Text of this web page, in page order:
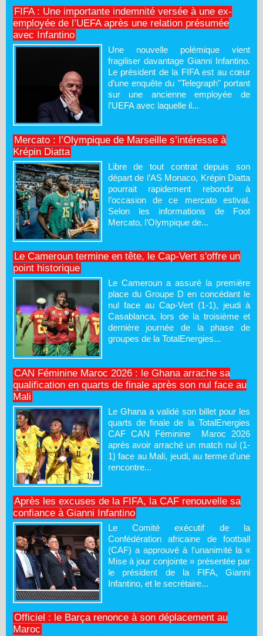
FIFA : Une importante indemnité versée à une ex-
employée de l’UEFA après une relation présumée
avec Infantino
Une nouvelle polémique vient
fragiliser davantage Gianni Infantino.
Le président de la FIFA est au cœur
d’une enquête du "Telegraph" portant
sur une ancienne employée de
l’UEFA avec laquelle il...
Mercato : l’Olympique de Marseille s’intéresse à
Krépin Diatta
Libre de tout contrat depuis son
départ de l’AS Monaco, Krépin Diatta
pourrait rapidement rebondir à
l’occasion de ce mercato estival.
Selon les informations de Foot
Mercato, l’Olympique de...
Le Cameroun termine en tête, le Cap-Vert s'offre un
point historique
Le Cameroun a assuré la première
place du Groupe D en concédant le
nul face au Cap-Vert (1-1), jeudi à
Casablanca, lors de la troisième et
dernière journée de la phase de
groupes de la TotalEnergies...
CAN Féminine Maroc 2026 : le Ghana arrache sa
qualification en quarts de finale après son nul face au
Mali
Le Ghana a validé son billet pour les
quarts de finale de la TotalEnergies
CAF CAN Féminine Maroc 2026
après avoir arraché un match nul (1-
1) face au Mali, jeudi, au terme d'une
rencontre...
Après les excuses de la FIFA, la CAF renouvelle sa
confiance à Gianni Infantino
Le Comité exécutif de la
Confédération africaine de football
(CAF) a approuvé à l'unanimité la «
Mise à jour conjointe » présentée par
le président de la FIFA, Gianni
Infantino, et le secrétaire...
Officiel : le Barça renonce à son déplacement au
Maroc